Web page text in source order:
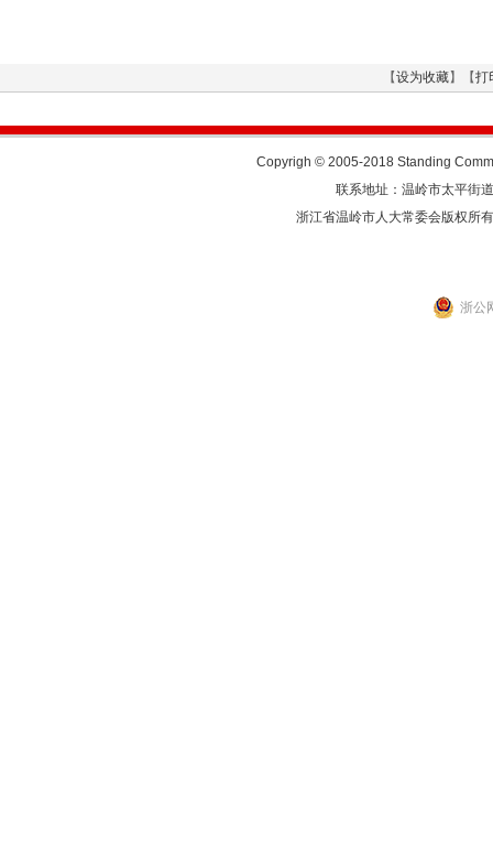
【设为收藏】【打
Copyrigh © 2005-2018 Standing
联系地址：温岭市太平
浙江省温岭市人大常委会版权所
浙公